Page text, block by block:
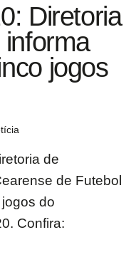
Diretoria
jogos
de
de Futebol
do
Confira: